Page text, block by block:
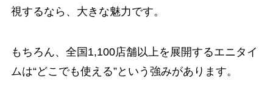
視するなら、大きな魅力です。
もちろん、全国1,100店舗以上を展開するエニタイ
ムは“どこでも使える”という強みがあります。